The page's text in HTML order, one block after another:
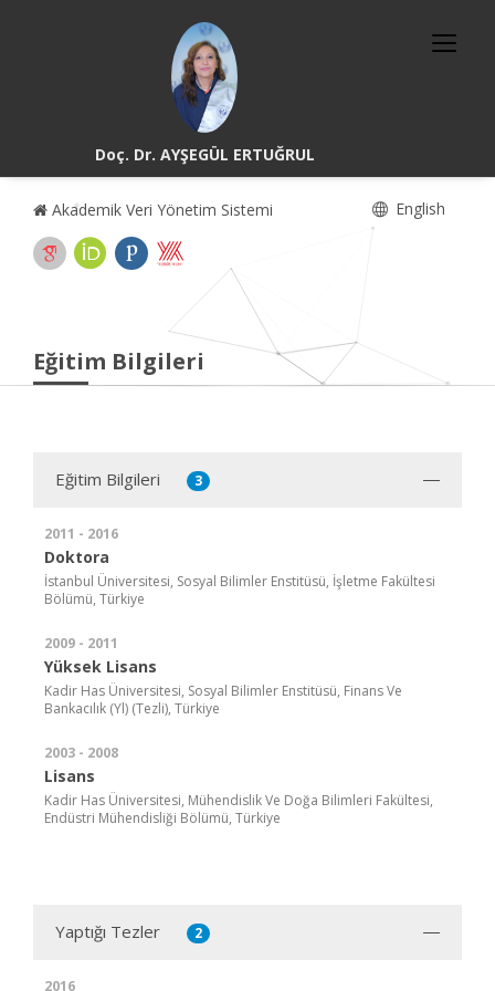
Doç. Dr. AYŞEGÜL ERTUĞRUL
Akademik Veri Yönetim Sistemi English
Eğitim Bilgileri
Eğitim Bilgileri 3
2011 - 2016
Doktora
İstanbul Üniversitesi, Sosyal Bilimler Enstitüsü, İşletme Fakültesi
Bölümü, Türkiye
2009 - 2011
Yüksek Lisans
Kadir Has Üniversitesi, Sosyal Bilimler Enstitüsü, Finans Ve
Bankacılık (Yl) (Tezli), Türkiye
2003 - 2008
Lisans
Kadir Has Üniversitesi, Mühendislik Ve Doğa Bilimleri Fakültesi,
Endüstri Mühendisliği Bölümü, Türkiye
Yaptığı Tezler 2
2016